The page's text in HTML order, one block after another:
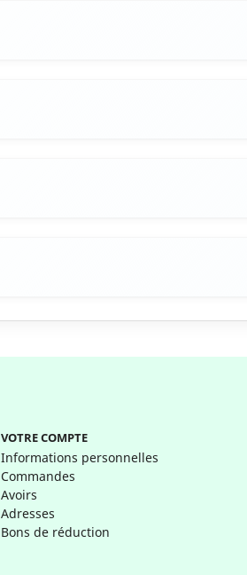
VOTRE COMPTE
Informations personnelles
Commandes
Avoirs
Adresses
Bons de réduction